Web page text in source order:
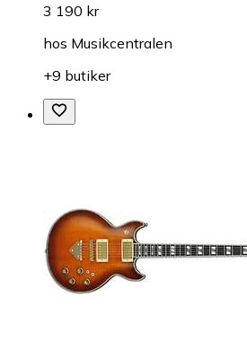
3 190 kr
hos Musikcentralen
+9 butiker